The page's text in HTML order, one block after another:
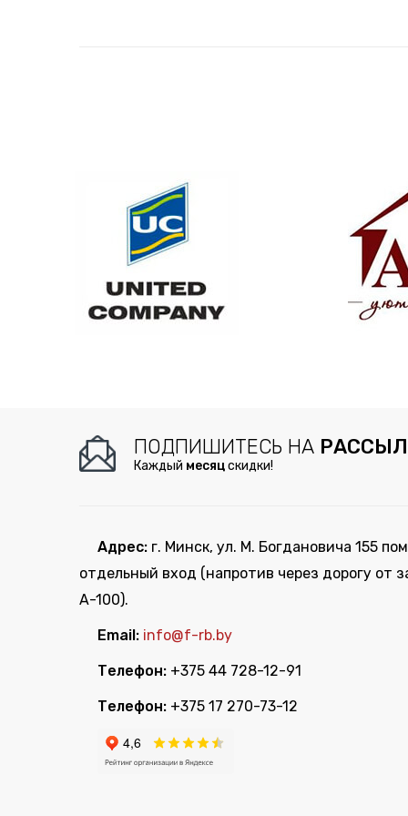
ПОДПИШИТЕСЬ НА
Каждый месяцскидки!
Адрес: г. Минск, ул. М. Богдановича 155
отдельный вход (напротив через дорогу от
А-100).
Email: info@f-rb.by
Телефон: +375 44 728-12-91
Телефон: +375 17 270-73-12